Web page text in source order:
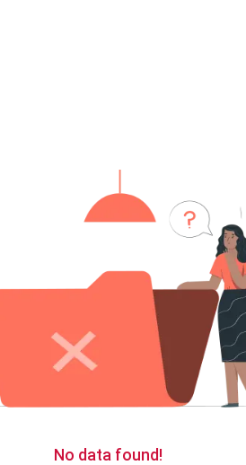
No data found!